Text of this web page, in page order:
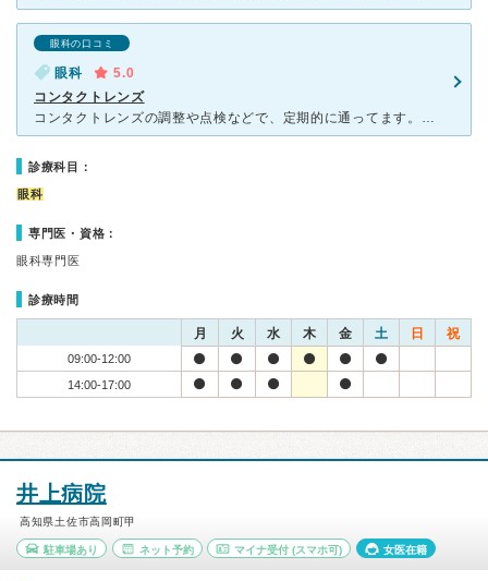
眼科の口コミ
眼科
5.0
コンタクトレンズ
コンタクトレンズの調整や点検などで、定期的に通ってます。とにかく繁盛しているのか、めちゃめちゃ混んでますが、看護婦さんが多いので、割と早いテンポで診察の方は進んでいきます。 コンタクトレンズ室は、通
診療科目：
眼科
専門医・資格：
眼科専門医
診療時間
月 火 水 木 金 土 日 祝
09:00-12:00
14:00-17:00
井上病院
高知県土佐市高岡町甲
駐車場あり ネット予約 マイナ受付 (スマホ可) 女医在籍